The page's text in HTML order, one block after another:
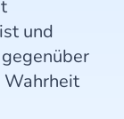
und
Wahrheit